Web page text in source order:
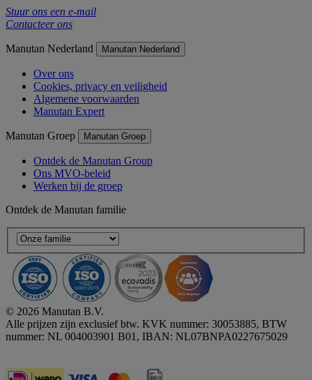
Stuur ons een e-mail
Contacteer ons
Manutan Nederland Manutan Nederland
Over ons
Cookies, privacy en veiligheid
Algemene voorwaarden
Manutan Expert
Manutan Groep Manutan Groep
Ontdek de Manutan Group
Ons MVO-beleid
Werken bij de groep
Ontdek de Manutan familie
© 2026 Manutan B.V.
Alle prijzen zijn exclusief btw. KVK nummer: 30053885, BTW
nummer: NL 004003901 B01, IBAN: NL07BNPA0227675029